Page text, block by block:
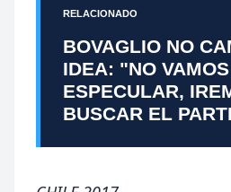
RELACIONADO
BOVAGLIO NO
IDEA: "NO
ESPECULAR,
BUSCAR EL